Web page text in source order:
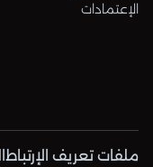
الإعتمادات
ملفات تعريف الإرتباط